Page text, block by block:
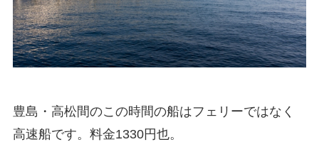
豊島・高松間のこの時間の船はフェリーではなく
高速船です。料金1330円也。